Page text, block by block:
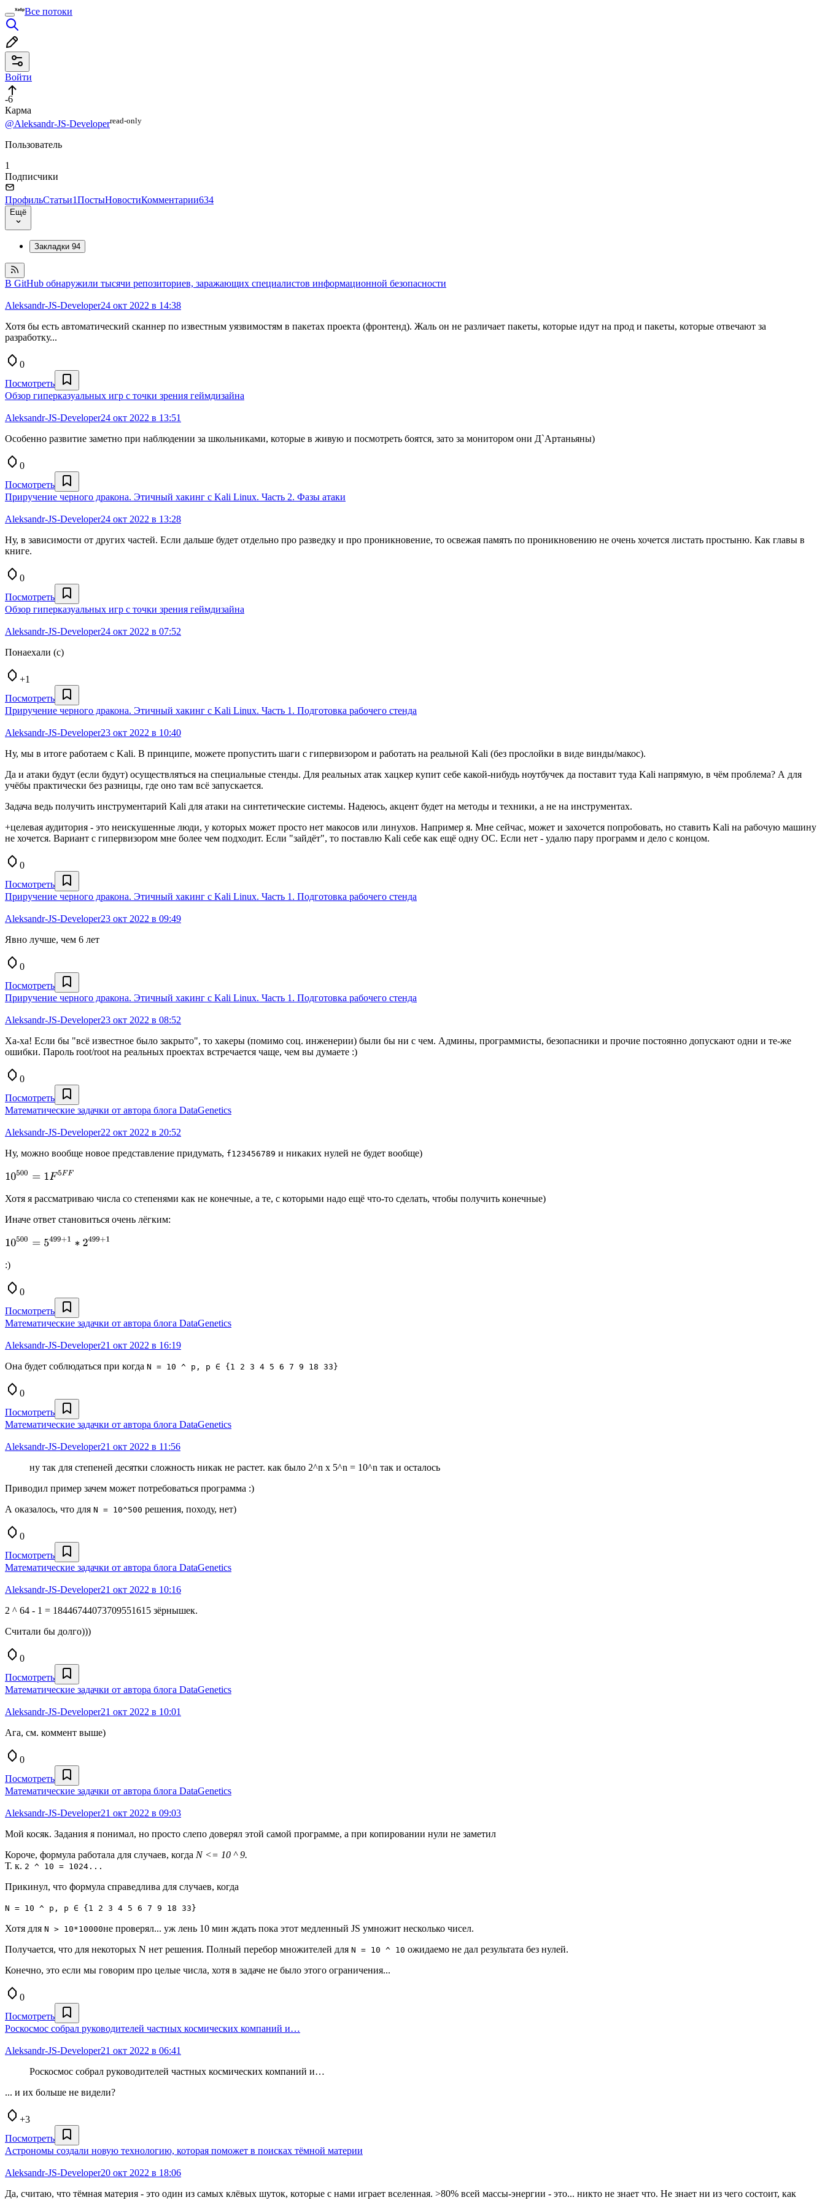
Все потоки
Войти
-6
Карма
@Aleksandr-JS-Developerread⁠-⁠only
Пользователь
1
Подписчики
ПрофильСтатьи1ПостыНовостиКомментарии634
Ещё
Закладки 94
В GitHub обнаружили тысячи репозиториев, заражающих специалистов информационной безопасности
Aleksandr-JS-Developer24 окт 2022 в 14:38
Хотя бы есть автоматический сканнер по известным уязвимостям в пакетах проекта (фронтенд). Жаль он не различает пакеты, которые идут на прод и пакеты, которые отвечают за
разработку...
0
Посмотреть
Обзор гиперказуальных игр с точки зрения геймдизайна
Aleksandr-JS-Developer24 окт 2022 в 13:51
Особенно развитие заметно при наблюдении за школьниками, которые в живую и посмотреть боятся, зато за монитором они Д`Артаньяны)
0
Посмотреть
Приручение черного дракона. Этичный хакинг с Kali Linux. Часть 2. Фазы атаки
Aleksandr-JS-Developer24 окт 2022 в 13:28
Ну, в зависимости от других частей. Если дальше будет отдельно про разведку и про проникновение, то освежая память по проникновению не очень хочется листать простыню. Как главы в
книге.
0
Посмотреть
Обзор гиперказуальных игр с точки зрения геймдизайна
Aleksandr-JS-Developer24 окт 2022 в 07:52
Понаехали (с)
+1
Посмотреть
Приручение черного дракона. Этичный хакинг с Kali Linux. Часть 1. Подготовка рабочего стенда
Aleksandr-JS-Developer23 окт 2022 в 10:40
Ну, мы в итоге работаем с Kali. В принципе, можете пропустить шаги с гипервизором и работать на реальной Kali (без прослойки в виде винды/макос).
Да и атаки будут (если будут) осуществляться на специальные стенды. Для реальных атак хацкер купит себе какой-нибудь ноутбучек да поставит туда Kali напрямую, в чём проблема? А для
учёбы практически без разницы, где оно там всё запускается.
Задача ведь получить инструментарий Kali для атаки на синтетические системы. Надеюсь, акцент будет на методы и техники, а не на инструментах.
+целевая аудитория - это неискушенные люди, у которых может просто нет макосов или линухов. Например я. Мне сейчас, может и захочется попробовать, но ставить Kali на рабочую машину
не хочется. Вариант с гипервизором мне более чем подходит. Если "зайдёт", то поставлю Kali себе как ещё одну ОС. Если нет - удалю пару программ и дело с концом.
0
Посмотреть
Приручение черного дракона. Этичный хакинг с Kali Linux. Часть 1. Подготовка рабочего стенда
Aleksandr-JS-Developer23 окт 2022 в 09:49
Явно лучше, чем 6 лет
0
Посмотреть
Приручение черного дракона. Этичный хакинг с Kali Linux. Часть 1. Подготовка рабочего стенда
Aleksandr-JS-Developer23 окт 2022 в 08:52
Ха-ха! Если бы "всё известное было закрыто", то хакеры (помимо соц. инженерии) были бы ни с чем. Админы, программисты, безопасники и прочие постоянно допускают одни и те-же
ошибки. Пароль root/root на реальных проектах встречается чаще, чем вы думаете :)
0
Посмотреть
Математические задачки от автора блога DataGenetics
Aleksandr-JS-Developer22 окт 2022 в 20:52
Ну, можно вообще новое представление придумать, f123456789 и никаких нулей не будет вообще)
Хотя я рассматриваю числа со степенями как не конечные, а те, с которыми надо ещё что-то сделать, чтобы получить конечные)
Иначе ответ становиться очень лёгким:
:)
0
Посмотреть
Математические задачки от автора блога DataGenetics
Aleksandr-JS-Developer21 окт 2022 в 16:19
Она будет соблюдаться при когда N = 10 ^ p, p ∈ {1 2 3 4 5 6 7 9 18 33}
0
Посмотреть
Математические задачки от автора блога DataGenetics
Aleksandr-JS-Developer21 окт 2022 в 11:56
ну так для степеней десятки сложность никак не растет. как было 2^n x 5^n = 10^n так и осталось
Приводил пример зачем может потребоваться программа :)
А оказалось, что для N = 10^500 решения, походу, нет)
0
Посмотреть
Математические задачки от автора блога DataGenetics
Aleksandr-JS-Developer21 окт 2022 в 10:16
2 ^ 64 - 1 = 18446744073709551615 зёрнышек.
Считали бы долго)))
0
Посмотреть
Математические задачки от автора блога DataGenetics
Aleksandr-JS-Developer21 окт 2022 в 10:01
Ага, см. коммент выше)
0
Посмотреть
Математические задачки от автора блога DataGenetics
Aleksandr-JS-Developer21 окт 2022 в 09:03
Мой косяк. Задания я понимал, но просто слепо доверял этой самой программе, а при копировании нули не заметил
Короче, формула работала для случаев, когда N <= 10 ^ 9.
Т. к. 2 ^ 10 = 1024...
Прикинул, что формула справедлива для случаев, когда
N = 10 ^ p, p ∈ {1 2 3 4 5 6 7 9 18 33}
Хотя для N > 10*10000не проверял... уж лень 10 мин ждать пока этот медленный JS умножит несколько чисел.
Получается, что для некоторых N нет решения. Полный перебор множителей для N = 10 ^ 10 ожидаемо не дал результата без нулей.
Конечно, это если мы говорим про целые числа, хотя в задаче не было этого ограничения...
0
Посмотреть
Роскосмос собрал руководителей частных космических компаний и…
Aleksandr-JS-Developer21 окт 2022 в 06:41
Роскосмос собрал руководителей частных космических компаний и…
... и их больше не видели?
+3
Посмотреть
Астрономы создали новую технологию, которая поможет в поисках тёмной материи
Aleksandr-JS-Developer20 окт 2022 в 18:06
Да, считаю, что тёмная материя - это один из самых клёвых шуток, которые с нами играет вселенная. >80% всей массы-энергии - это... никто не знает что. Не знает ни из чего состоит, как